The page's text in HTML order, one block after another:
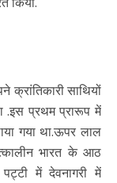
क्रांतिकारी साथियों
.इस प्रथम प्रारूप में
गया था.ऊपर लाल
भारत के आठ
में देवनागरी में